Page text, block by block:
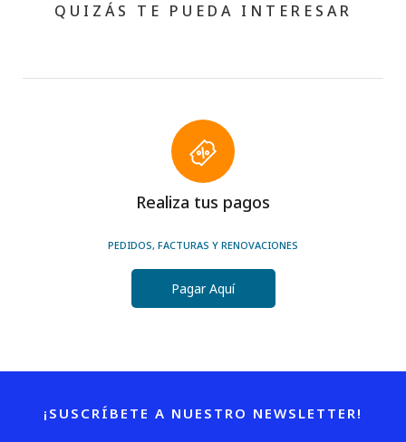
QUIZÁS TE PUEDA INTERESAR
Realiza tus pagos
PEDIDOS, FACTURAS Y RENOVACIONES
Pagar Aquí
¡SUSCRÍBETE A NUESTRO NEWSLETTER!